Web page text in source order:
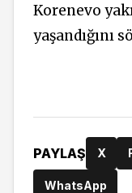
Korenevo
yaşandığını
PAYLAŞ X
WhatsApp